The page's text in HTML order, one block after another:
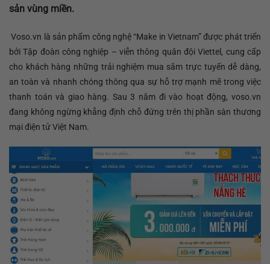
sản vùng miền.
Voso.vn là sản phẩm công nghệ “Make in Vietnam” được phát triển
bởi Tập đoàn công nghiệp – viễn thông quân đội Viettel, cung cấp
cho khách hàng những trải nghiệm mua sắm trực tuyến dễ dàng,
an toàn và nhanh chóng thông qua sự hỗ trợ mạnh mẽ trong việc
thanh toán và giao hàng. Sau 3 năm đi vào hoạt động, voso.vn
đang không ngừng khẳng định chỗ đứng trên thị phần sàn thương
mại điện tử Việt Nam.